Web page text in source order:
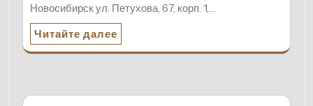
Новосибирск ул. Петухова, 67, корп. 1,…
Читайте далее